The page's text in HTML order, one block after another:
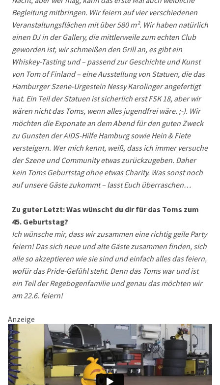
Begleitung mitbringen. Wir feiern auf vier verschiedenen
Veranstaltungsflächen mit über 580 m². Wir haben natürlich
einen DJ in der Gallery, die mittlerweile zum echten Club
geworden ist, wir schmeißen den Grill an, es gibt ein
Whiskey-Tasting und – passend zur Geschichte und Kunst
von Tom of Finland – eine Ausstellung von Statuen, die das
Hamburger Szene-Urgestein Nessy Karolinger angefertigt
hat. Ein Teil der Statuen ist sicherlich erst FSK 18, aber wir
wären nicht das Toms, wenn alles jugendfrei wäre. ;-). Wir
möchten die Exponate an dem Abend für den guten Zweck
zu Gunsten der AIDS-Hilfe Hamburg sowie Hein & Fiete
versteigern. Wer mich kennt, weiß, dass ich immer versuche
der Szene und Community etwas zurückzugeben. Daher
kein Toms Geburtstag ohne etwas Charity. Was sonst noch
auf unsere Gäste zukommt – lasst Euch überraschen…
Zu guter Letzt: Was wünscht du dir für das Toms zum
45. Geburtstag?
Ich wünsche mir, dass wir zusammen eine richtig geile Party
feiern! Das sich neue und alte Gäste zusammen finden, sich
alle so akzeptieren wie sie sind und einfach alles das feiern,
wofür das Pride-Gefühl steht. Denn das Toms war und ist
ein Teil der Regebogenfamilie und genau das möchten wir
am 22.6. feiern!
Anzeige